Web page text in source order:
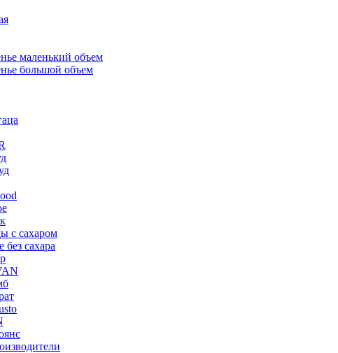
маленький объем
большой объем
с сахаром
сахара